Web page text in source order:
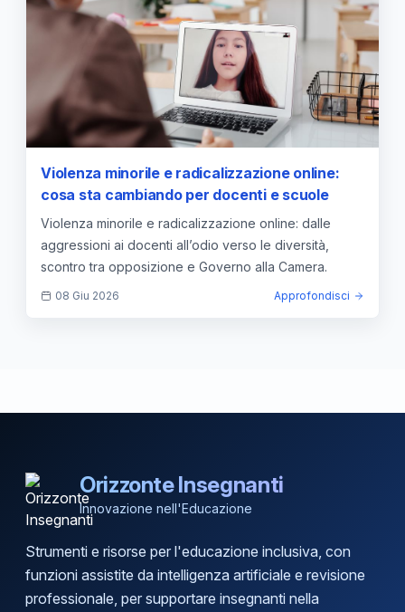
Violenza minorile e radicalizzazione online:
cosa sta cambiando per docenti e scuole
Violenza minorile e radicalizzazione online: dalle
aggressioni ai docenti all’odio verso le diversità,
scontro tra opposizione e Governo alla Camera.
08 Giu 2026 Approfondisci
Orizzonte Insegnanti
Innovazione nell'Educazione
Strumenti e risorse per l'educazione inclusiva, con
funzioni assistite da intelligenza artificiale e revisione
professionale, per supportare insegnanti nella